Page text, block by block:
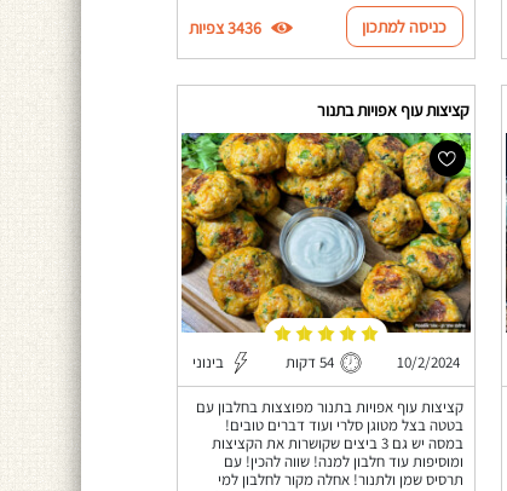
כניסה למתכון 3436 צפיות
קציצות עוף אפויות בתנור
10/2/2024 54 דקות בינוני
קציצות עוף אפויות בתנור מפוצצות בחלבון עם
בטטה בצל מטוגן סלרי ועוד דברים טובים!
במסה יש גם 3 ביצים שקושרות את הקציצות
ומוסיפות עוד חלבון למנה! שווה להכין! עם
תרסיס שמן ולתנור! אחלה מקור לחלבון למי